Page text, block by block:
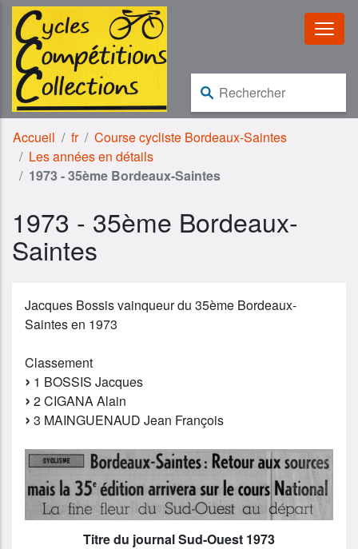
Aller au contenu
Aller à la navigation
Rechercher :
Accueil fr
Course cycliste Bordeaux-Saintes
Les années en détails
1973 - 35ème Bordeaux-Saintes
1973 - 35ème Bordeaux-
Saintes
Jacques Bossis vainqueur du 35ème Bordeaux-
Saintes en 1973
Classement
1 BOSSIS Jacques
2 CIGANA Alain
3 MAINGUENAUD Jean François
Titre du journal Sud-Ouest 1973